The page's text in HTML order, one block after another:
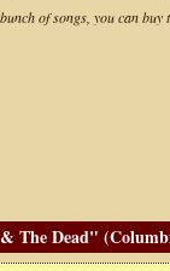
of songs, you can
The Dead"